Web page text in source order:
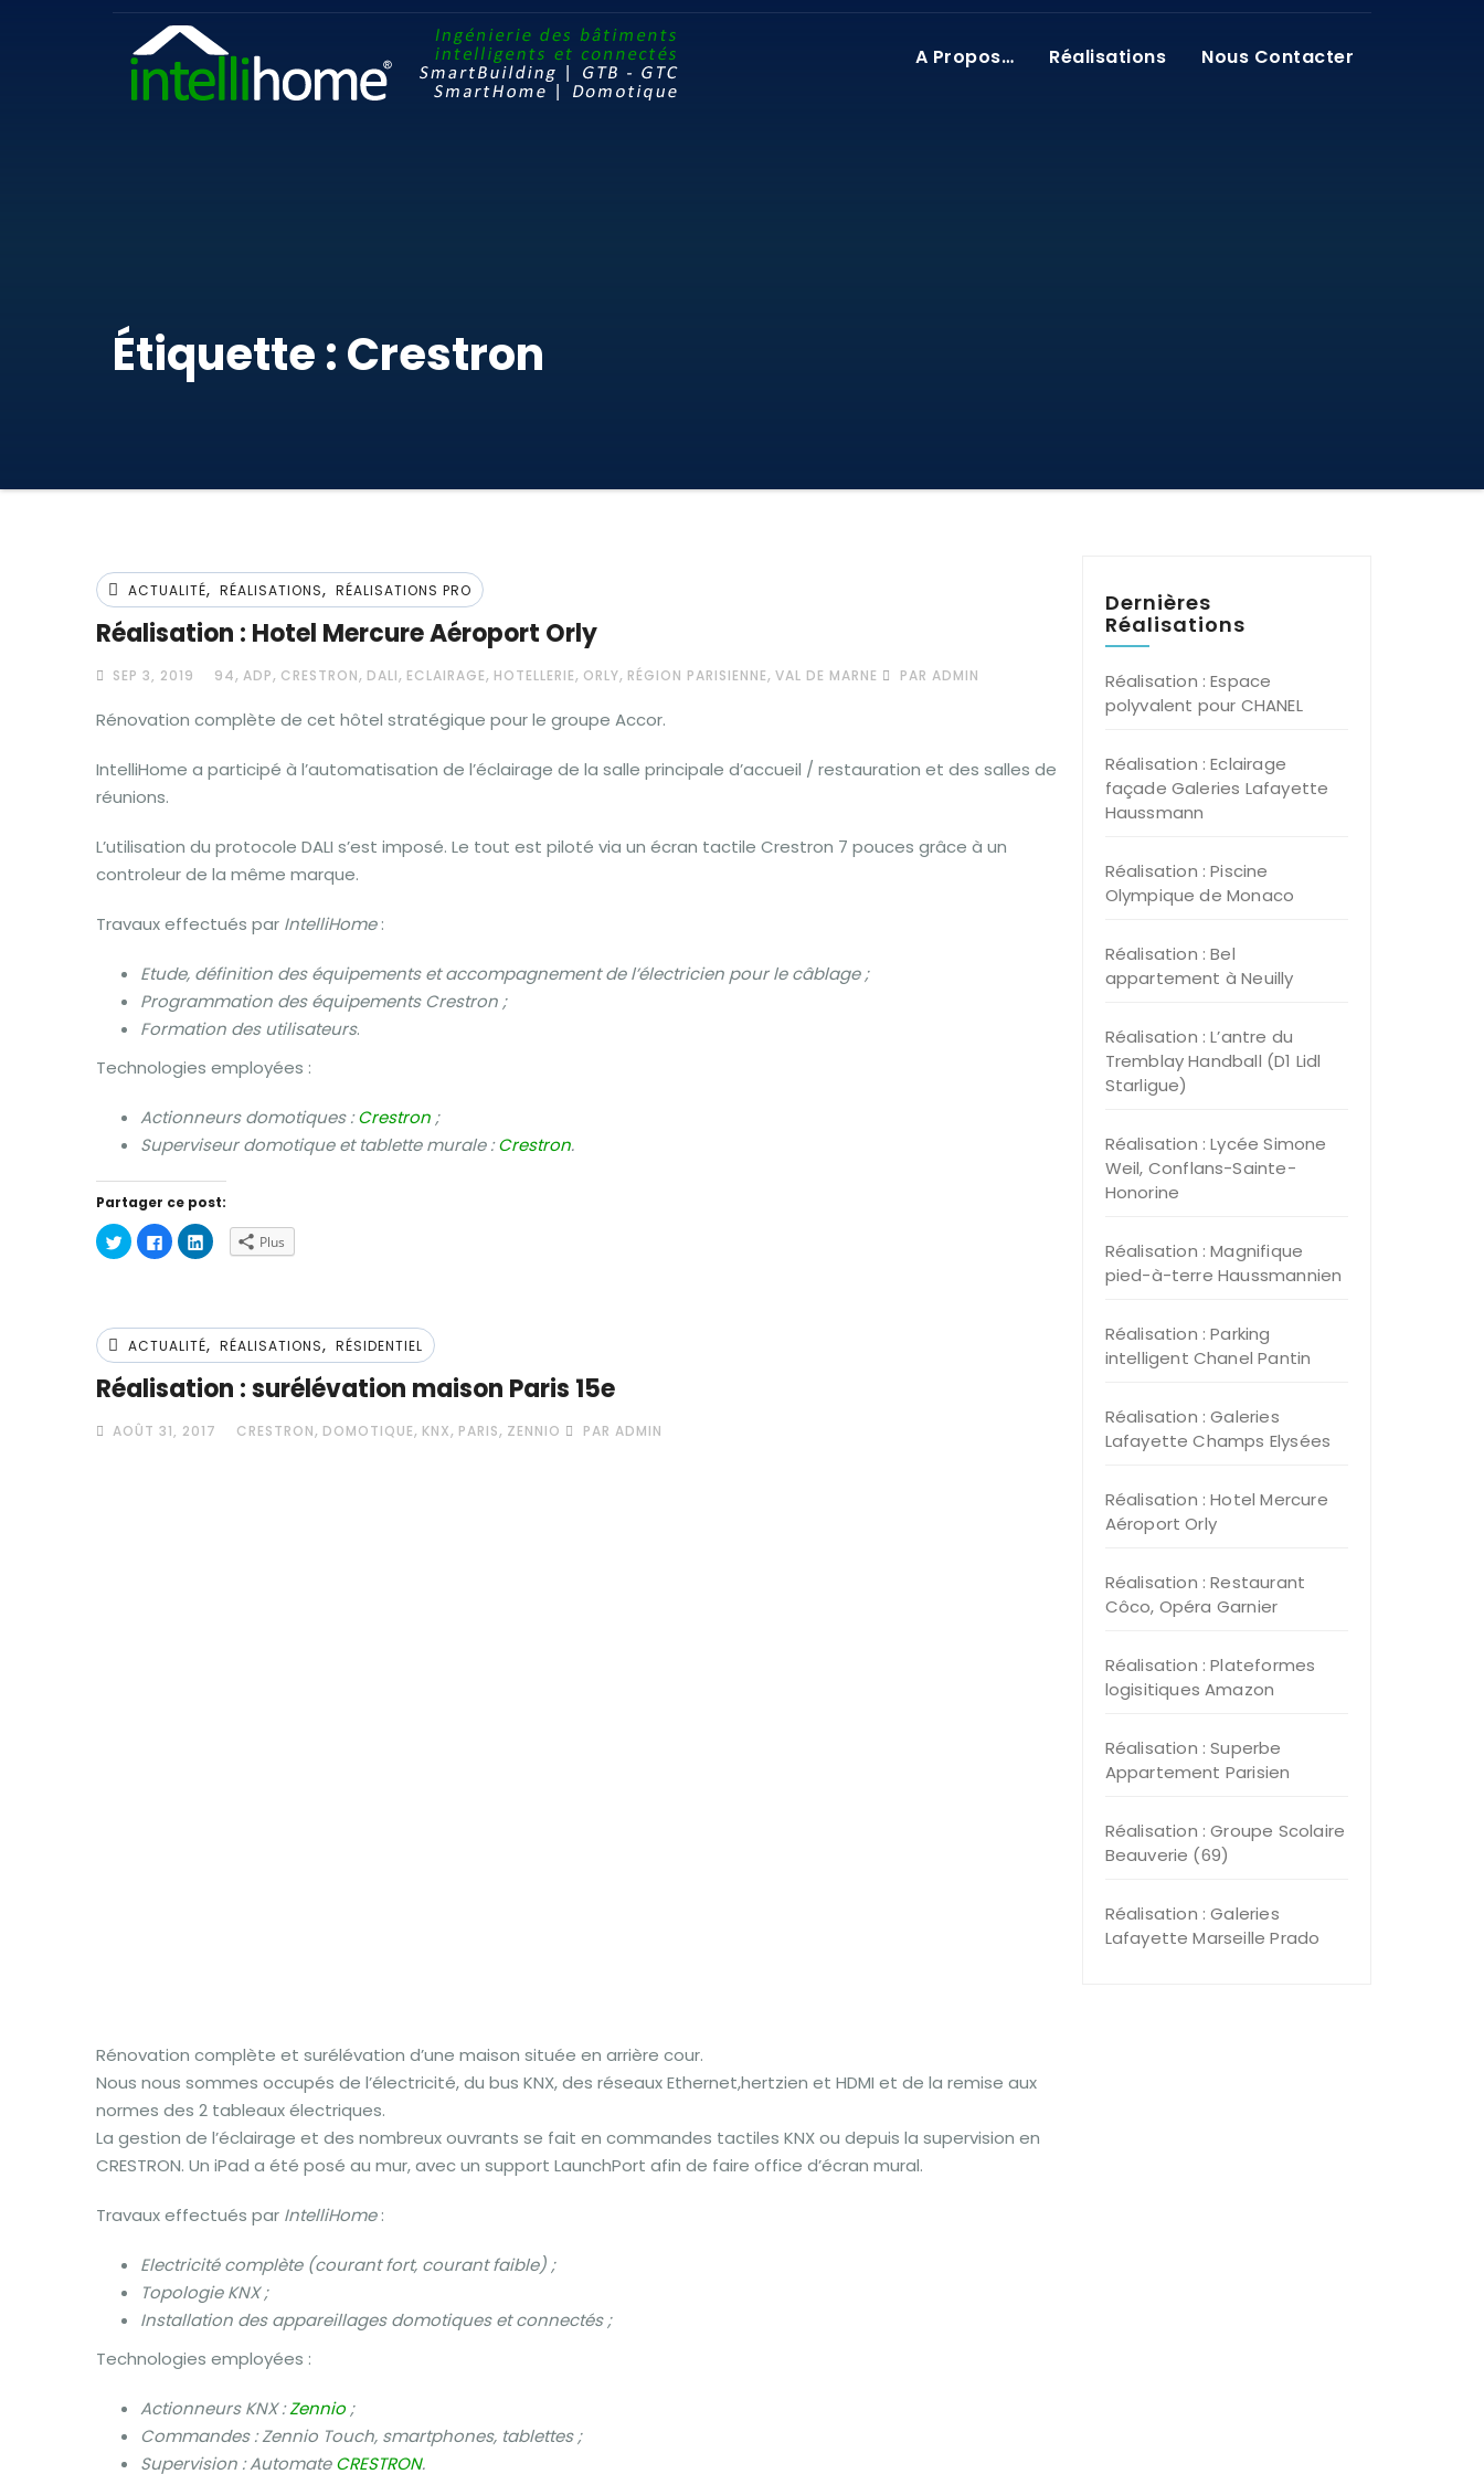
A Propos… Réalisations Nous Contacter
Étiquette : Crestron
ACTUALITÉ, RÉALISATIONS, RÉALISATIONS PRO
Réalisation : Hotel Mercure Aéroport Orly
SEP 3, 2019 94, ADP, CRESTRON, DALI, ECLAIRAGE, HOTELLERIE, ORLY, RÉGION PARISIENNE, VAL DE MARNE PAR ADMIN
Rénovation complète de cet hôtel stratégique pour le groupe Accor.
IntelliHome a participé à l’automatisation de l’éclairage de la salle principale d’accueil / restauration et des salles de
réunions.
L’utilisation du protocole DALI s’est imposé. Le tout est piloté via un écran tactile Crestron 7 pouces grâce à un
controleur de la même marque.
Travaux effectués par IntelliHome:
Etude, définition des équipements et accompagnement de l’électricien pour le câblage ;
Programmation des équipements Crestron ;
Formation des utilisateurs.
Technologies employées :
Actionneurs domotiques :Crestron ;
Superviseur domotique et tablette murale :Crestron.
Partager ce post:
Cliquez
pour
partager
nouvelle
fenêtre)
Cliquez
pour
partager
nouvelle
fenêtre)
Cliquez
pour
nouvelle
fenêtre)
Plus
ACTUALITÉ, RÉALISATIONS, RÉSIDENTIEL
Réalisation : surélévation maison Paris 15e
AOÛT 31, 2017 CRESTRON, DOMOTIQUE, KNX, PARIS, ZENNIO PAR ADMIN
Rénovation complète et surélévation d’une maison située en arrière cour.
Nous nous sommes occupés de l’électricité, du bus KNX, des réseaux Ethernet,hertzien et HDMI et de la remise aux
normes des 2 tableaux électriques.
La gestion de l’éclairage et des nombreux ouvrants se fait en commandes tactiles KNX ou depuis la supervision en
CRESTRON. Un iPad a été posé au mur, avec un support LaunchPort afin de faire office d’écran mural.
Travaux effectués par IntelliHome:
Electricité complète (courant fort, courant faible) ;
Topologie KNX ;
Installation des appareillages domotiques et connectés ;
Technologies employées :
Actionneurs KNX :Zennio;
Commandes : Zennio Touch, smartphones, tablettes ;
Supervision : AutomateCRESTRON.
Dernières
Réalisations
Réalisation : Espace
polyvalent pour CHANEL
Réalisation : Eclairage
façade Galeries Lafayette
Haussmann
Réalisation : Piscine
Olympique de Monaco
Réalisation : Bel
appartement à Neuilly
Réalisation : L’antre du
Tremblay Handball (D1 Lidl
Starligue)
Réalisation : Lycée Simone
Weil, Conflans-Sainte-
Honorine
Réalisation : Magnifique
pied-à-terre Haussmannien
Réalisation : Parking
intelligent Chanel Pantin
Réalisation : Galeries
Lafayette Champs Elysées
Réalisation : Hotel Mercure
Aéroport Orly
Réalisation : Restaurant
Côco, Opéra Garnier
Réalisation : Plateformes
logisitiques Amazon
Réalisation : Superbe
Appartement Parisien
Réalisation : Groupe Scolaire
Beauverie (69)
Réalisation : Galeries
Lafayette Marseille Prado